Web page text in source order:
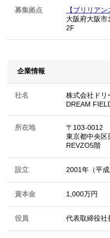
募集拠点
【ブリリア
大阪府大阪
2F
企業情報
社名
株式会社ドリ
DREAM
所在地
〒103-0012
東京都中央
REVZO5階
設立 2001年（平
資本金 1,000万円
役員 代表取締役